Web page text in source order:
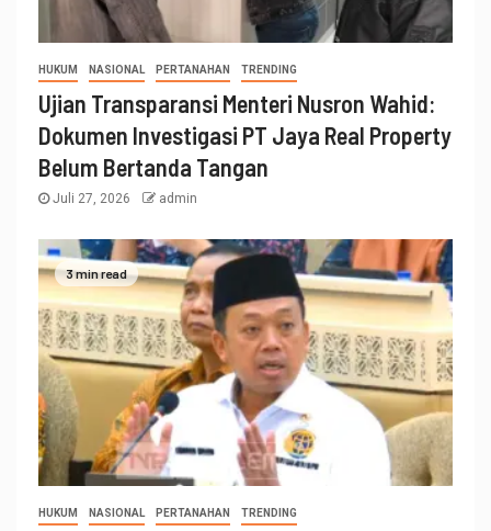
HUKUM NASIONAL PERTANAHAN TRENDING
Ujian Transparansi Menteri Nusron Wahid:
Dokumen Investigasi PT Jaya Real Property
Belum Bertanda Tangan
Juli 27, 2026 admin
3 min read
HUKUM NASIONAL PERTANAHAN TRENDING